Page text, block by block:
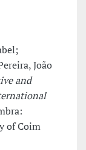
João
and
of Coim